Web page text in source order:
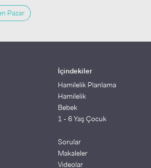
Pazar
İçindekiler
Hamilelik Planlama
Hamilelik
Bebek
1 - 6 Yaş Çocuk
Sorular
Makaleler
Videolar